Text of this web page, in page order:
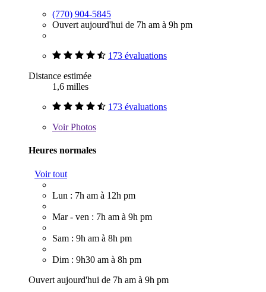
(770) 904-5845
Ouvert aujourd'hui de 7h am à 9h pm
173 évaluations
Distance estimée
1,6 milles
173 évaluations
VoirPhotos
Heures normales
Voir tout
Lun : 7h am à 12h pm
Mar - ven : 7h am à 9h pm
Sam : 9h am à 8h pm
Dim : 9h30 am à 8h pm
Ouvert aujourd'hui de 7h am à 9h pm